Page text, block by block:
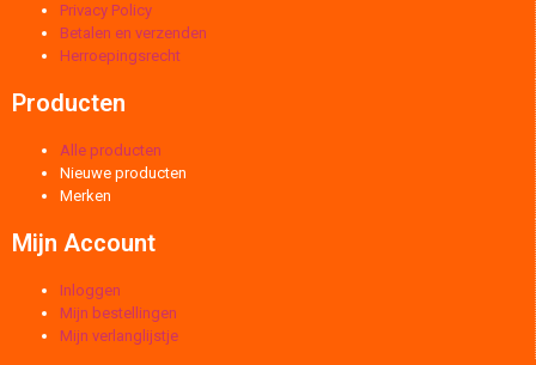
Privacy Policy
Betalen en verzenden
Herroepingsrecht
Producten
Alle producten
Nieuwe producten
Merken
Mijn Account
Inloggen
Mijn bestellingen
Mijn verlanglijstje